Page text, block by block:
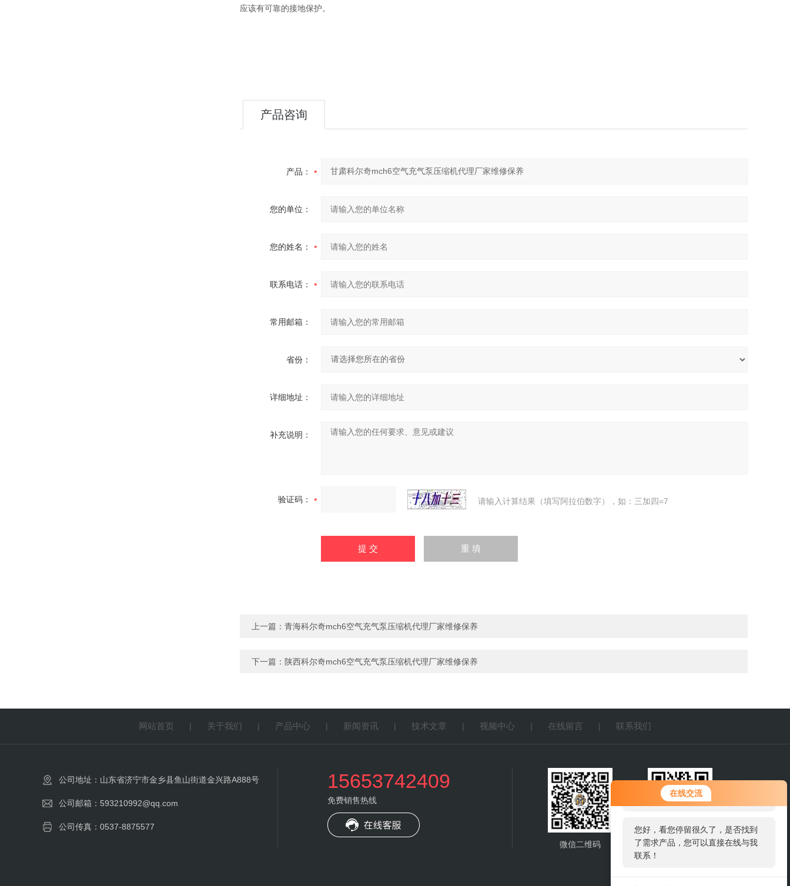
在线交流
您好！欢迎前来咨询，很高兴为您
服务，请问您要咨询什么问题呢？
您好，看您停留很久了，是否找到
了需求产品，您可以直接在线与我
联系！
应该有可靠的接地保护。
产品咨询
产品：
您的单位：
您的姓名：
联系电话：
常用邮箱：
省份：
详细地址：
补充说明：
验证码： 请输入计算结果（填写阿拉伯数字），如：三加四=7
上一篇： 青海科尔奇mch6空气充气泵压缩机代理厂家维修保养
下一篇： 陕西科尔奇mch6空气充气泵压缩机代理厂家维修保养
网站首页 | 关于我们 | 产品中心 | 新闻资讯 | 技术文章 | 视频中心 | 在线留言 | 联系我们
公司地址：山东省济宁市金乡县鱼山街道金兴路A888号
公司邮箱：593210992@qq.com
公司传真：0537-8875577
15653742409
免费销售热线
微信二维码 网站二维码